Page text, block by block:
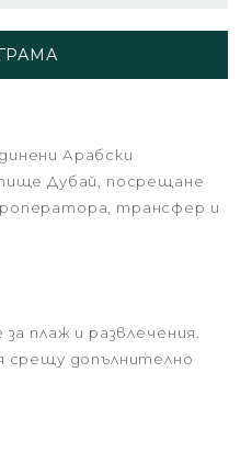
Арабски
Дубай, посрещане
трансфер и
плаж и развлечения.
срещу допълнително